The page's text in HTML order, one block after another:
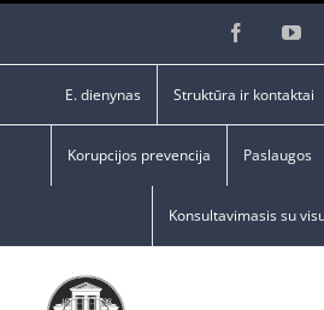
Facebook
E. dienynas Struktūra ir kontaktai
Korupcijos prevencija Paslaugos
Konsultavimasis su